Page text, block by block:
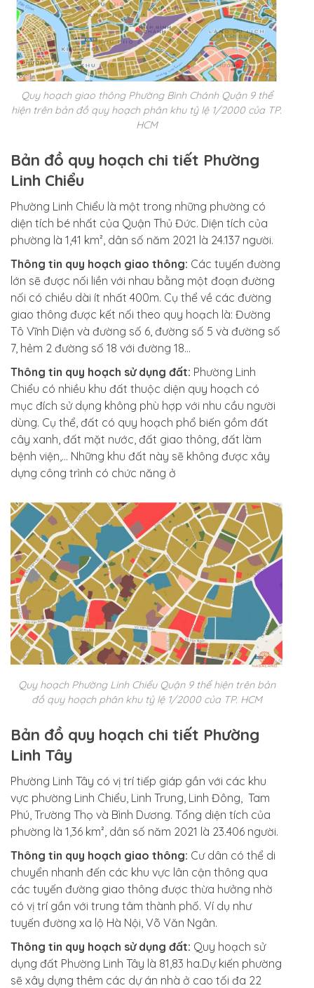
Quy hoạch giao thông Phường Bình Chánh Quận 9 thể
hiện trên bản đồ quy hoạch phân khu tỷ lệ 1/2000 của TP.
HCM
Bản đồ quy hoạch chi tiết Phường
Linh Chiểu
Phường Linh Chiểu là một trong những phường có
diện tích bé nhất của Quận Thủ Đức. Diện tích của
phường là 1,41 km², dân số năm 2021 là 24.137 người.
Thông tin quy hoạch giao thông: Các tuyến đường
lớn sẽ được nối liền với nhau bằng một đoạn đường
nối có chiều dài ít nhất 400m. Cụ thể về các đường
giao thông được kết nối theo quy hoạch là: Đường
Tô Vĩnh Diện và đường số 6, đường số 5 và đường số
7, hẻm 2 đường số 18 với đường 18…
Thông tin quy hoạch sử dụng đất: Phường Linh
Chiểu có nhiều khu đất thuộc diện quy hoạch có
mục đích sử dụng không phù hợp với nhu cầu người
dùng. Cụ thể, đất có quy hoạch phổ biến gồm đất
cây xanh, đất mặt nước, đất giao thông, đất làm
bệnh viện,… Những khu đất này sẽ không được xây
dựng công trình có chức năng ở
Quy hoạch Phường Linh Chiểu Quận 9 thể hiện trên bản
đồ quy hoạch phân khu tỷ lệ 1/2000 của TP. HCM
Bản đồ quy hoạch chi tiết Phường
Linh Tây
Phường Linh Tây có vị trí tiếp giáp gần với các khu
vực phường Linh Chiểu, Linh Trung, Linh Đông, Tam
Phú, Trường Thọ và Bình Dương. Tổng diện tích của
phường là 1,36 km², dân số năm 2021 là 23.406 người.
Thông tin quy hoạch giao thông: Cư dân có thể di
chuyển nhanh đến các khu vực lân cận thông qua
các tuyến đường giao thông được thừa hưởng nhờ
có vị trí gần với trung tâm thành phố. Ví dụ như
tuyến đường xa lộ Hà Nội, Võ Văn Ngân.
Thông tin quy hoạch sử dụng đất: Quy hoạch sử
dụng đất Phường Linh Tây là 81,83 ha.Dự kiến phường
sẽ xây dựng thêm các dự án nhà ở cao tối đa 22